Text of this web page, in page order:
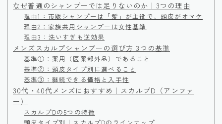
なぜ普通のシャンプーでは足りないのか｜3つの理由
理由1：市販シャンプーは「髪」が主役で、頭皮がオマケ
理由2：家族共用シャンプーは女性基準
理由3：洗いすぎも逆効果
メンズスカルプシャンプーの選び方 3つの基準
基準①：薬用（医薬部外品）であること
基準②：頭皮タイプ別に選べること
基準③：継続できる価格と入手性
30代・40代メンズにおすすめ｜スカルプD（アンファ
ー）
スカルプDの5つの特徴